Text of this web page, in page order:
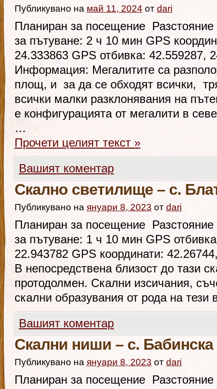
Публикувано на май 11, 2024 от dari
Планиран за посещение
за пътуване: 2 ч 10 мин GPS
24.333863 GPS отбивка: 42.559287,
Информация: Мегалитите са
площ, и за да се обходят всички,
всички малки разклонявания на
е конфигурацията от мегалити в
…
Прочети целият текст »
Вашият коментар
Скално светилище – с.
Публикувано на януари 8, 2023 от dari
Планиран за посещение
за пътуване: 1 ч 10 мин GPS
22.943782 GPS координати:
В непосредствена близост до тази
протодолмен. Скални изсичания,
скални образувания от рода на
Вашият коментар
Скални ниши – с. Бабинска
Публикувано на януари 8, 2023 от dari
Планиран за посещение